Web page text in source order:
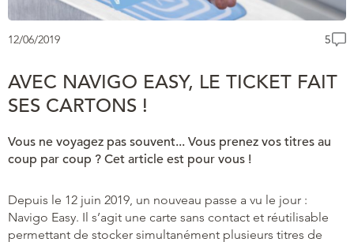
12/06/2019 5
AVEC NAVIGO EASY, LE TICKET FAIT
SES CARTONS !
Vous ne voyagez pas souvent... Vous prenez vos titres au
coup par coup ? Cet article est pour vous !
Depuis le 12 juin 2019, un nouveau passe a vu le jour :
Navigo Easy. Il s’agit une carte sans contact et réutilisable
permettant de stocker simultanément plusieurs titres de